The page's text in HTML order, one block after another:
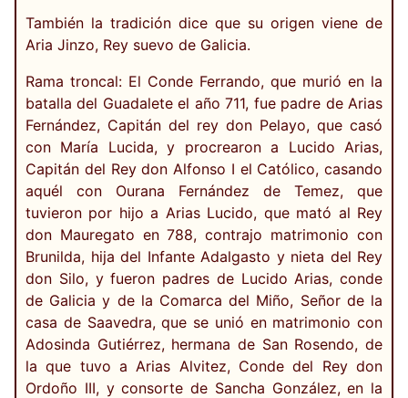
También la tradición dice que su origen viene de
Aria Jinzo, Rey suevo de Galicia.
Rama troncal: El Conde Ferrando, que murió en la
batalla del Guadalete el año 711, fue padre de Arias
Fernández, Capitán del rey don Pelayo, que casó
con María Lucida, y procrearon a Lucido Arias,
Capitán del Rey don Alfonso I el Católico, casando
aquél con Ourana Fernández de Temez, que
tuvieron por hijo a Arias Lucido, que mató al Rey
don Mauregato en 788, contrajo matrimonio con
Brunilda, hija del Infante Adalgasto y nieta del Rey
don Silo, y fueron padres de Lucido Arias, conde
de Galicia y de la Comarca del Miño, Señor de la
casa de Saavedra, que se unió en matrimonio con
Adosinda Gutiérrez, hermana de San Rosendo, de
la que tuvo a Arias Alvitez, Conde del Rey don
Ordoño III, y consorte de Sancha González, en la